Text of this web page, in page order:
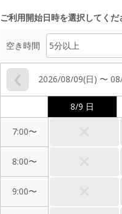
ご利用開始日時を選択してくだ
空き時間
2026/08/09(日) 〜
8/9 日
7:00〜
8:00〜
9:00〜